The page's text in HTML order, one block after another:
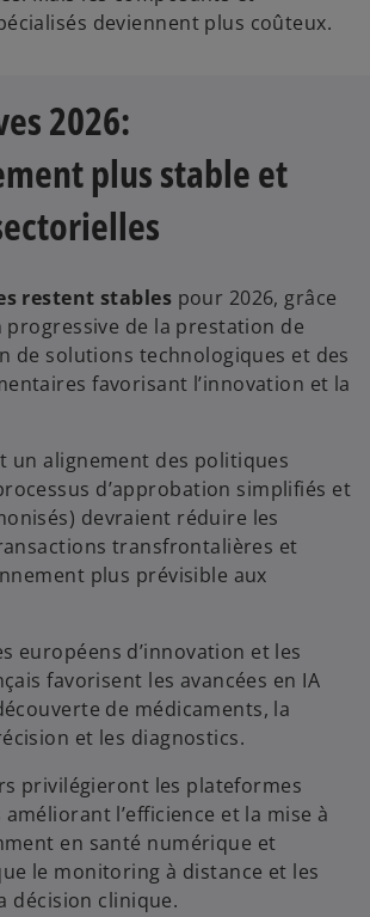
deviennent plus coûteux.
2026:
plus stable et
restent stables pour 2026, grâce
progressive de la prestation de
de solutions technologiques et des
favorisant l’innovation et la
un alignement des politiques
d’approbation simplifiés et
devraient réduire les
transfrontalières et
plus prévisible aux
européens d’innovation et les
favorisent les avancées en IA
de médicaments, la
et les diagnostics.
privilégieront les plateformes
l’efficience et la mise à
en santé numérique et
le monitoring à distance et les
décision clinique.